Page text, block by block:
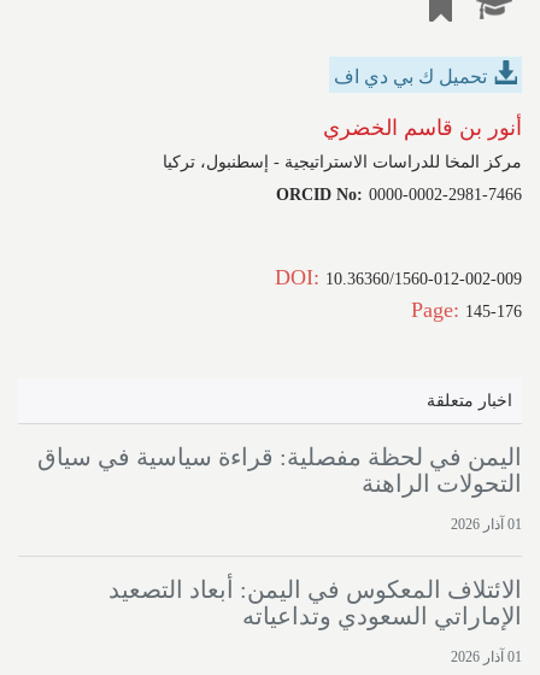
تحميل ك بي دي اف
أنور بن قاسم الخضري
مركز المخا للدراسات الاستراتيجية - إسطنبول، تركيا
ORCID No: 0000-0002-2981-7466
DOI: 10.36360/1560-012-002-009
Page: 145-176
اخبار متعلقة
اليمن في لحظة مفصلية: قراءة سياسية في سياق
التحولات الراهنة
01 آذار 2026
الائتلاف المعكوس في اليمن: أبعاد التصعيد
الإماراتي السعودي وتداعياته
01 آذار 2026